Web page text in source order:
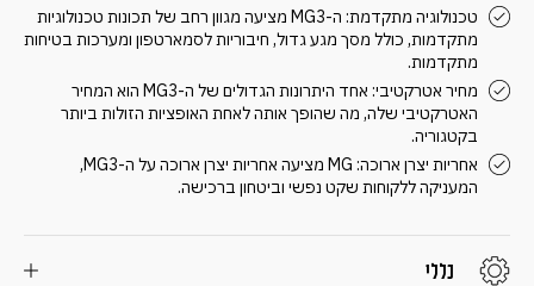
טכנולוגיה מתקדמת: ה-MG3 מציעה מגוון רחב של תכונות טכנולוגיות
מתקדמות, כולל מסך מגע גדול, חיבוריות לסמארטפון ומערכות בטיחות
מתקדמות.
מחיר אטרקטיבי: אחד היתרונות הגדולים של ה-MG3 הוא המחיר
האטרקטיבי שלה, מה שהופך אותה לאחת האופציות הזולות ביותר
בקטגוריה.
אחריות יצרן ארוכה: MG מציעה אחריות יצרן ארוכה על ה-MG3,
המעניקה ללקוחות שקט נפשי וביטחון ברכישה.
כללי